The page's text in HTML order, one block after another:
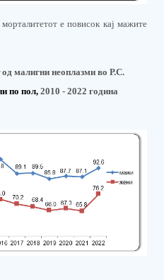
е повисок кај мажите
од малигни неоплазми во Р.С.
по пол, 2010 - 2022 година